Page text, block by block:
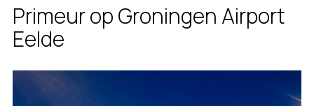
Primeur op Groningen Airport
Eelde